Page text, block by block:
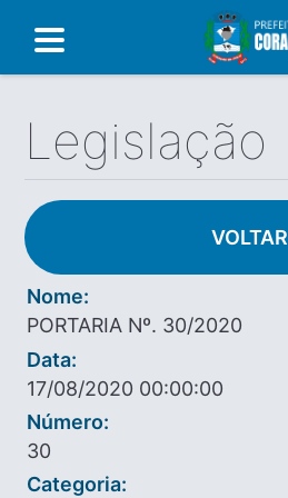
Legislação
VOLTAR
Nome:
PORTARIA Nº. 30/2020
Data:
17/08/2020 00:00:00
Número:
30
Categoria: